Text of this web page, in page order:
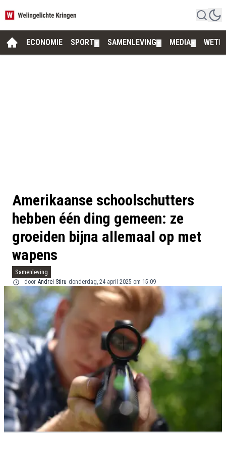
ECONOMIE SPORT SAMENLEVING MEDIA
Amerikaanse schoolschutters
hebben één ding gemeen: ze
groeiden bijna allemaal op met
wapens
Samenleving
door Andrei Stiru donderdag, 24 april 2025 om 15:09